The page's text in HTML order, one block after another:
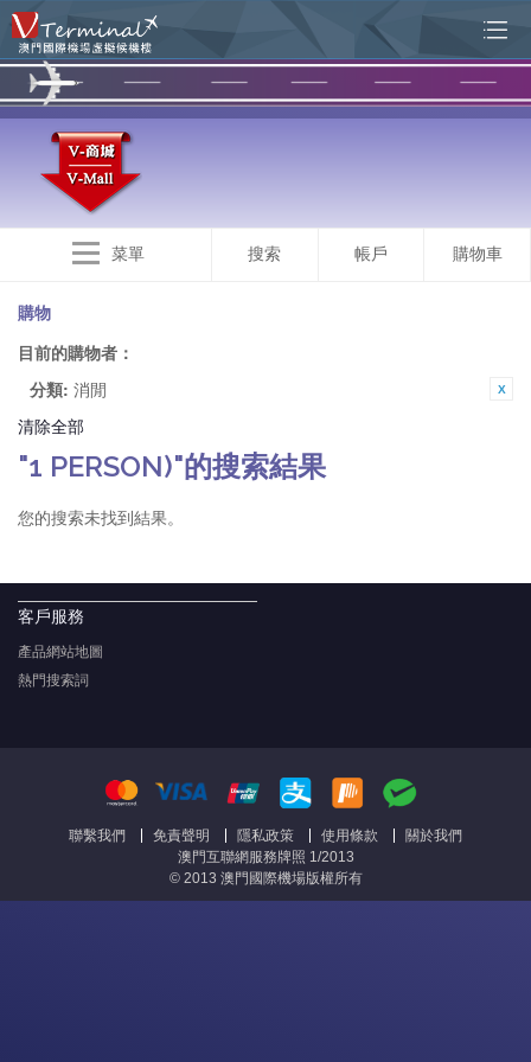
菜單 搜索 帳戶 購物車
購物
目前的購物者：
分類: 消閒
清除全部
"1 PERSON)"的搜索結果
您的搜索未找到結果。
客戶服務
產品網站地圖
熱門搜索詞
聯繫我們 免責聲明 隱私政策 使用條款
關於我們
澳門互聯網服務牌照 1/2013
© 2013 澳門國際機場版權所有